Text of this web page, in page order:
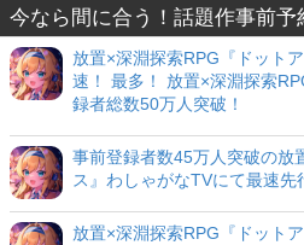
今なら間に合う！話題作事前予
放置×深淵探索RPG『ドット
速！ 最多！ 放置×深淵探索
録者総数50万人突破！
事前登録者数45万人突破の放
ス』わしゃがなTVにて最速先
放置×深淵探索RPG『ドット